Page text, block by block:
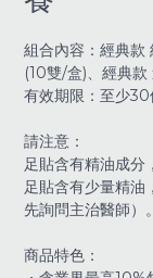
組合內容：經典款
(10雙/盒)、經典
有效期限：至少30
請注意：
足貼含有精油成分
足貼含有少量精油
先詢問主治醫師）。
商品特色：